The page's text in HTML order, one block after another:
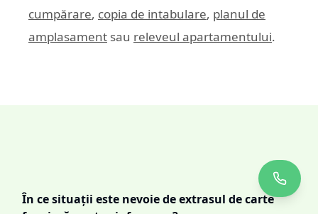
cumpărare, copia de intabulare, planul de
amplasament sau releveul apartamentului.
În ce situații este nevoie de extrasul de carte